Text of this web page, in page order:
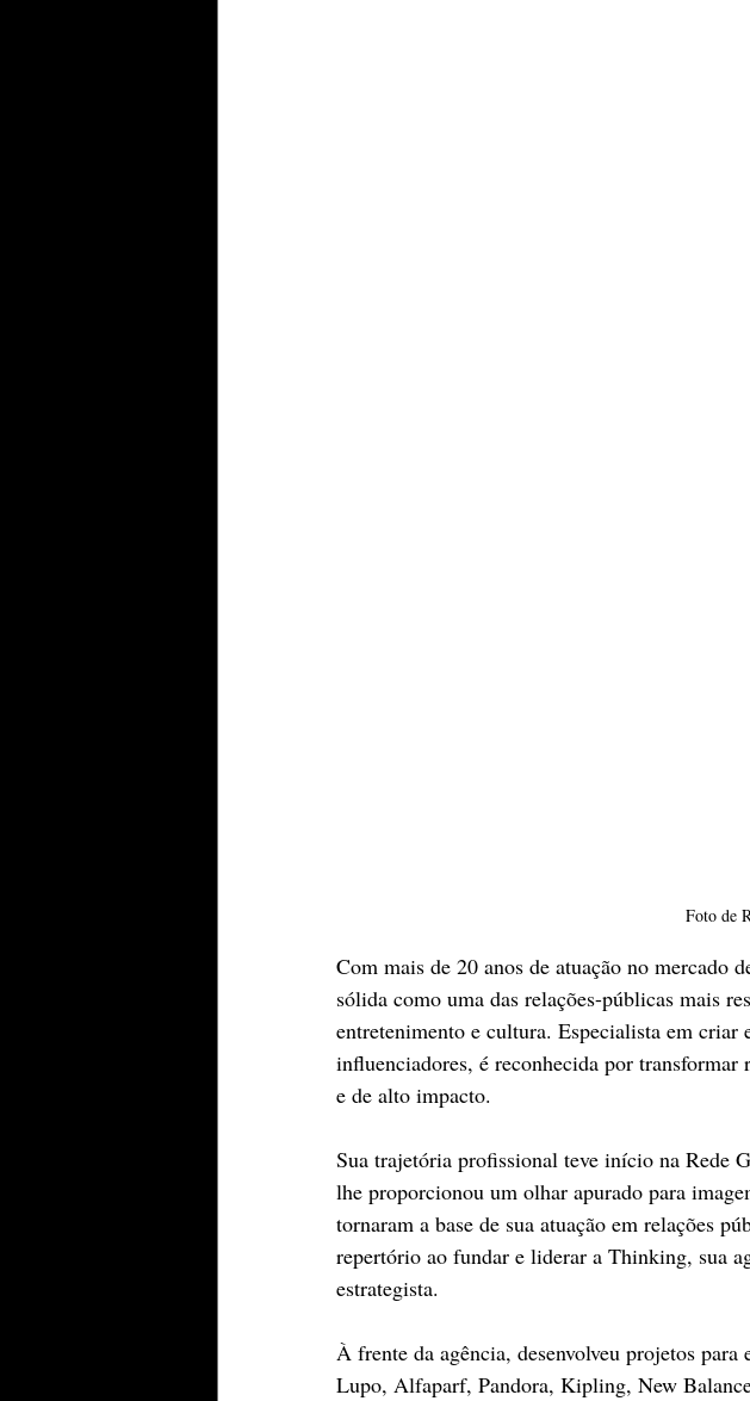
Foto de
Com mais de 20 anos de atuação no mercado
sólida como uma das relações-públicas mais
entretenimento e cultura. Especialista em criar
influenciadores, é reconhecida por
e de alto impacto.
Sua trajetória profissional teve início na Rede
lhe proporcionou um olhar apurado para
tornaram a base de sua atuação em relações
repertório ao fundar e liderar a Thinking, sua
estrategista.
À frente da agência, desenvolveu projetos
Lupo, Alfaparf, Pandora, Kipling, New